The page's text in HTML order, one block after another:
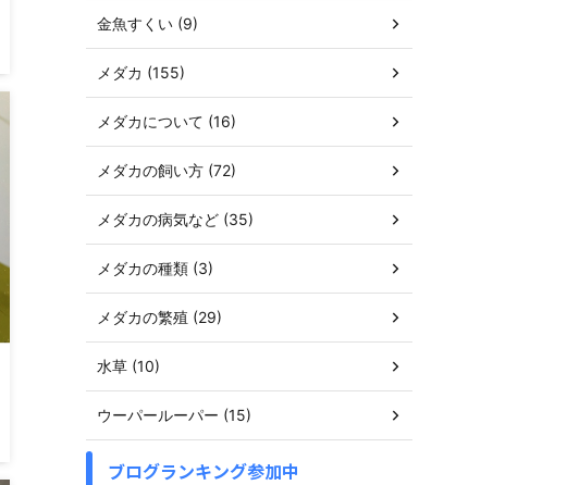
金魚すくい (9)
メダカ (155)
メダカについて (16)
メダカの飼い方 (72)
メダカの病気など (35)
メダカの種類 (3)
メダカの繁殖 (29)
水草 (10)
ウーパールーパー (15)
ブログランキング参加中